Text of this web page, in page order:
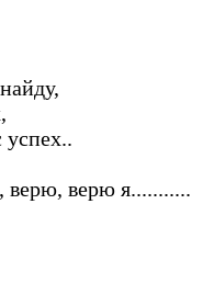
успех..
верю, верю я...........